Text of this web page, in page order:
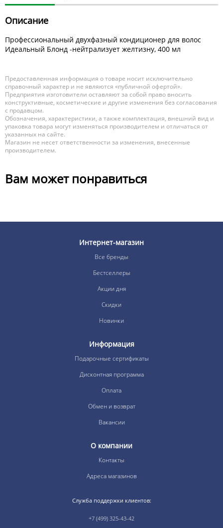
Описание
Профессиональный двухфазный кондиционер для волос
Идеальный Блонд -нейтрализует желтизну, 400 мл
Предоставленная информация о товаре носит исключительно
справочный характер и не являются «публичной офертой».
Предприятия изготовители оставляют за собой право вносить
конструктивные, косметические и другие изменения без согласования
с продавцом.
Обозначения, характеристики, а также комплектация, внешний вид и
упаковка товара могут изменяться производителем и отличаться от
указанных на сайте.
Магазин не несет ответственности за изменения, внесенные
производителем.
Вам может понравиться
Интернет-магазин
Все бренды
Бестселлеры
Акции дня
Скидки
Новинки
Информация
Подарочные сертификаты
Дисконтная программа
Оплата
Обмен и возврат
Вакансии
О компании
Контакты
Адреса магазинов
Служба поддержки клиентов:
+7 (499) 325-43-42